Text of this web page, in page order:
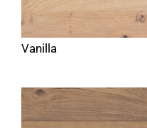
Vanilla